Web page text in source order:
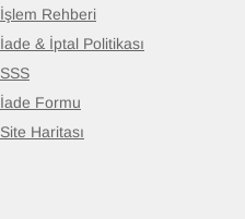
İşlem Rehberi
İade & İptal Politikası
SSS
İade Formu
Site Haritası